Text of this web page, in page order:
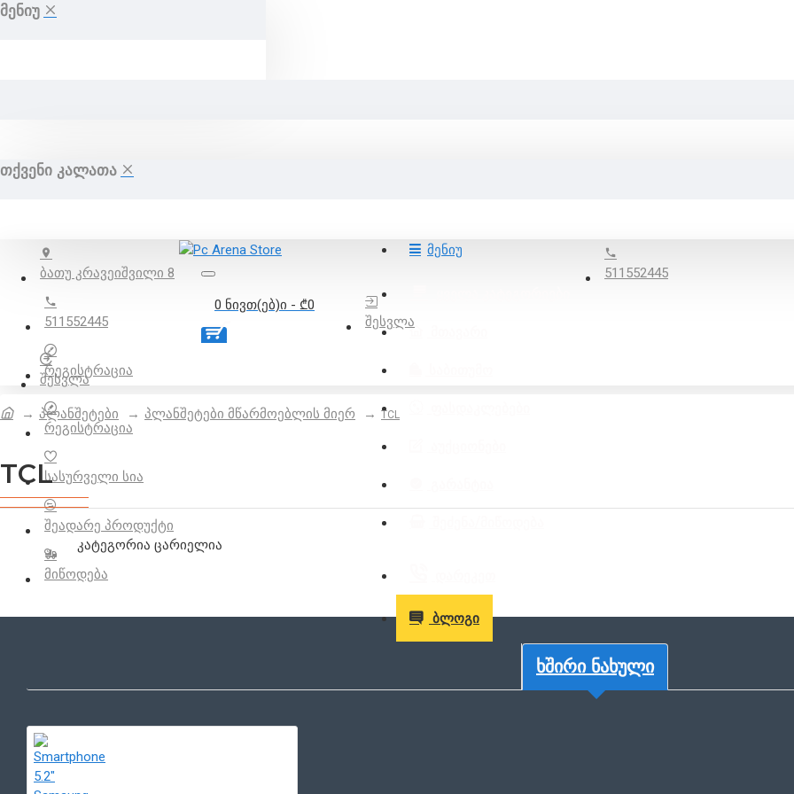
ᲛᲔᲜᲘᲣ
ᲗᲥᲕᲔᲜᲘ ᲙᲐᲚᲐᲗᲐ
ბათუ კრავეიშვილი 8
511552445
შესვლა
რეგისტრაცია
სასურველი სია
შეადარე პროდუქტი
მიწოდება
0 ნივთ(ებ)ი - ₾0
მენიუ
ᲑᲚᲝᲒᲘ
511552445
შესვლა
რეგისტრაცია
პლანშეტები პლანშეტები მწარმოებლის მიერ TCL
TCL
კატეგორია ცარიელია
ᲮᲨᲘᲠᲘ ᲜᲐᲮᲣᲚᲘ